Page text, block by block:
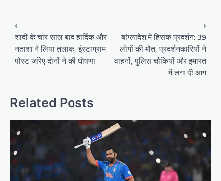
Post
navigation
⟵
शादी के चार साल बाद हार्दिक और
नताशा ने लिया तलाक, इंस्टाग्राम
पोस्ट जरिए दोनों ने की घोषणा
बांग्लादेश में हिंसक प्रदर्शन: 39
लोगों की मौत, प्रदर्शनकारियों ने
वाहनों, पुलिस चौकियों और इमारत
में लगा दी आग
⟶
Related Posts